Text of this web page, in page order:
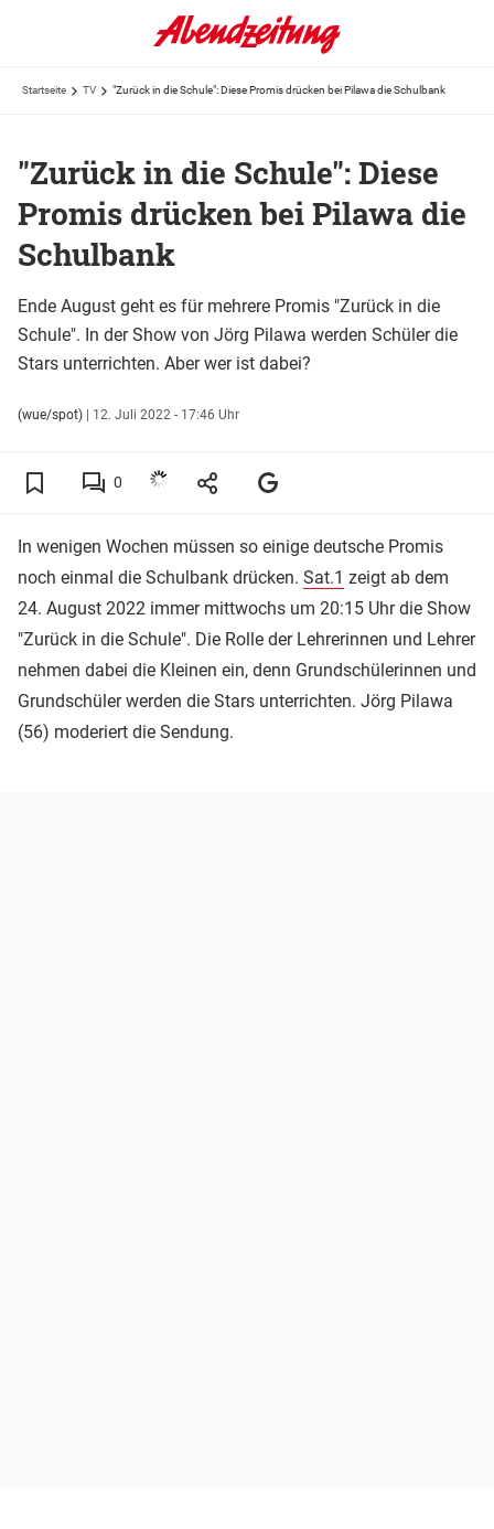
Startseite TV "Zurück in die Schule": Diese Promis drücken bei Pilawa die Schulbank
"Zurück in die Schule": Diese
Promis drücken bei Pilawa die
Schulbank
Ende August geht es für mehrere Promis "Zurück in die
Schule". In der Show von Jörg Pilawa werden Schüler die
Stars unterrichten. Aber wer ist dabei?
(wue/spot) | 12. Juli 2022 - 17:46 Uhr
0
In wenigen Wochen müssen so einige deutsche Promis
noch einmal die Schulbank drücken. Sat.1 zeigt ab dem
24. August 2022 immer mittwochs um 20:15 Uhr die Show
"Zurück in die Schule". Die Rolle der Lehrerinnen und Lehrer
nehmen dabei die Kleinen ein, denn Grundschülerinnen und
Grundschüler werden die Stars unterrichten. Jörg Pilawa
(56) moderiert die Sendung.